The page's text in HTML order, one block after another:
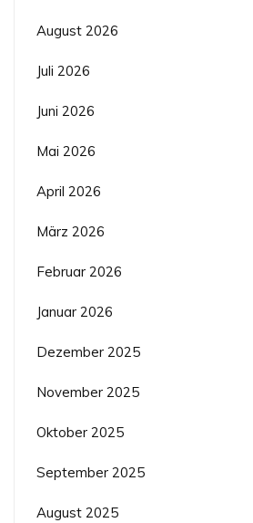
August 2026
Juli 2026
Juni 2026
Mai 2026
April 2026
März 2026
Februar 2026
Januar 2026
Dezember 2025
November 2025
Oktober 2025
September 2025
August 2025